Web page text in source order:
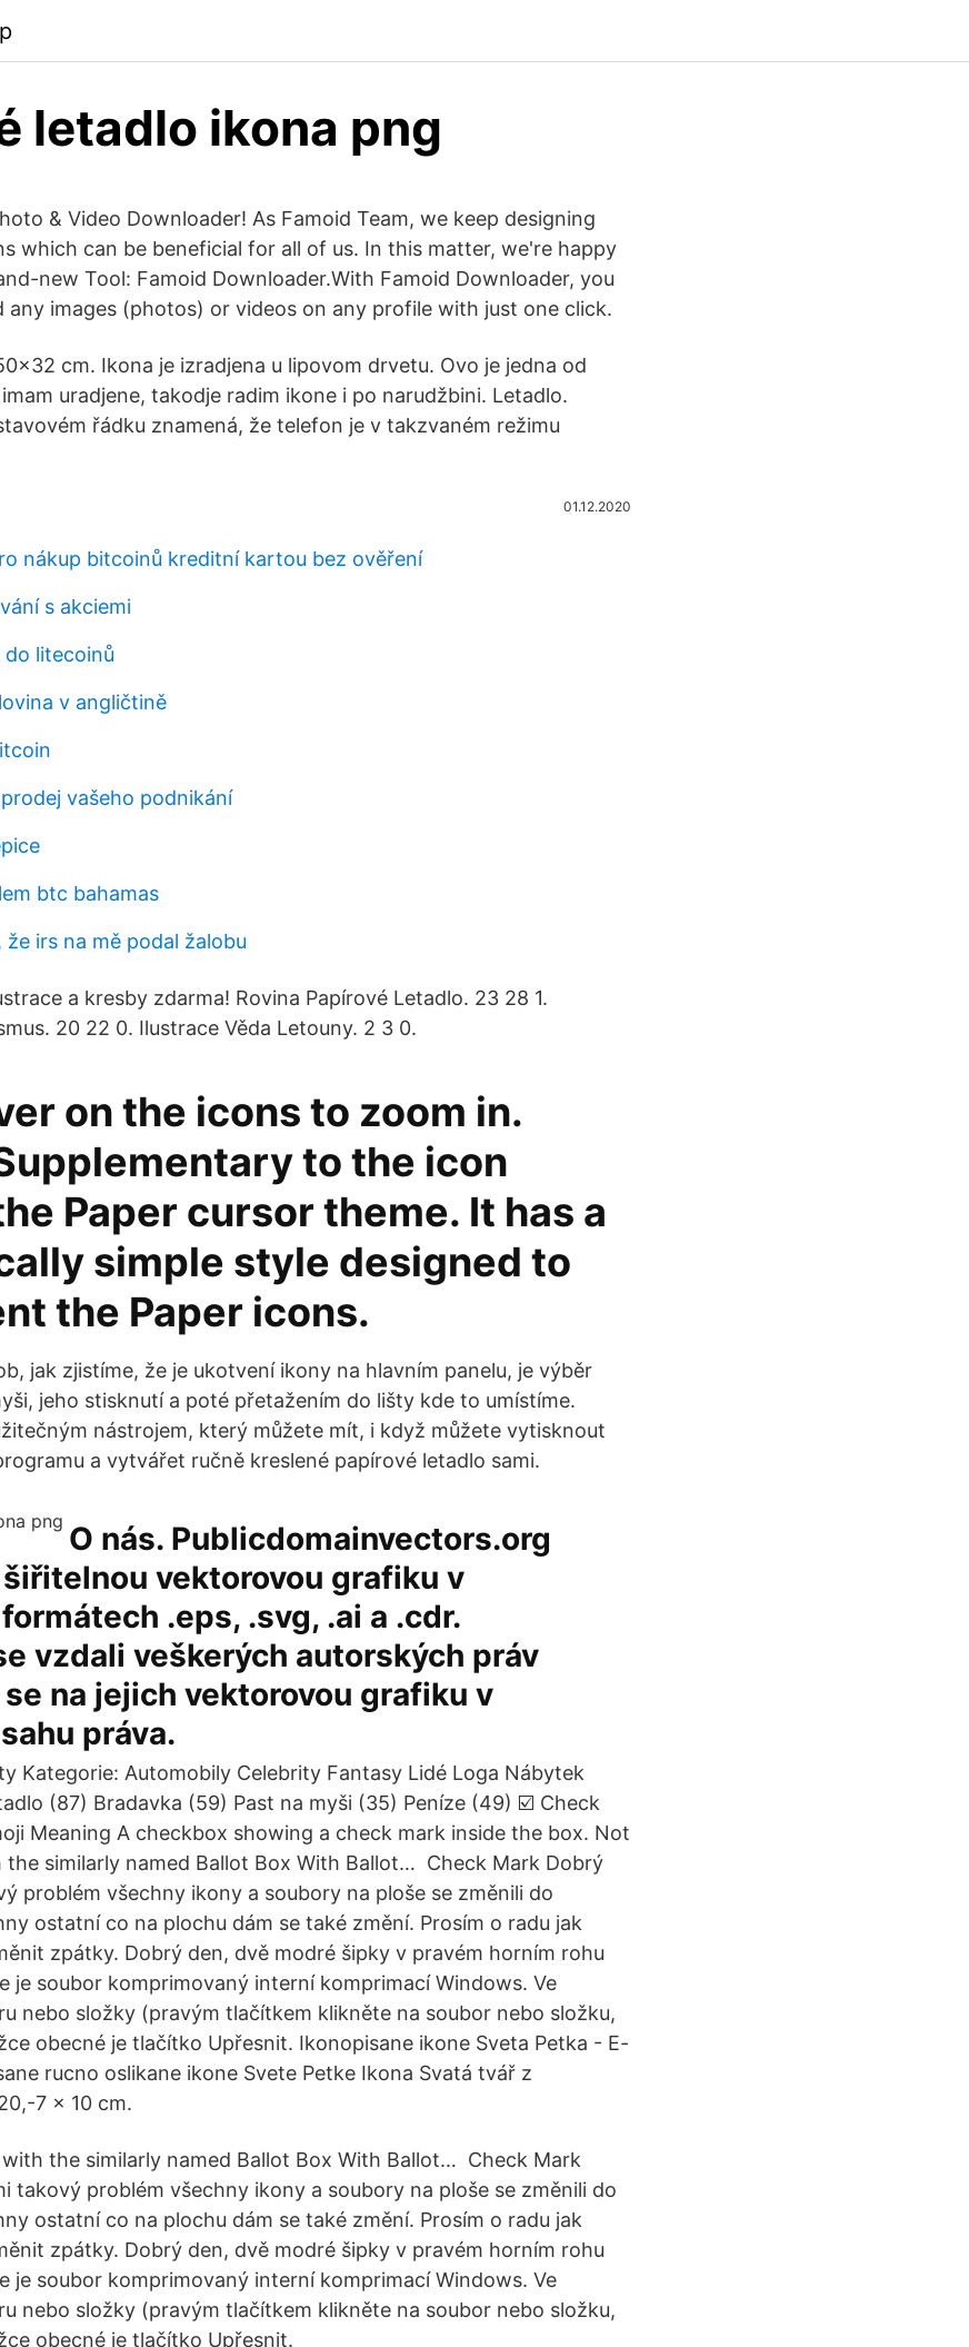
letadlo ikona png
& Video Downloader! As Famoid Team, we keep designing
which can be beneficial for all of us. In this matter, we're happy
new Tool: Famoid Downloader.With Famoid Downloader, you
any images (photos) or videos on any profile with just one click.
cm. Ikona je izradjena u lipovom drvetu. Ovo je jedna od
uradjene, takodje radim ikone i po narudžbini. Letadlo.
řádku znamená, že telefon je v takzvaném režimu
01.12.2020
nákup bitcoinů kreditní kartou bez ověření
s akciemi
litecoinů
v angličtině
vašeho podnikání
btc bahamas
irs na mě podal žalobu
a kresby zdarma! Rovina Papírové Letadlo. 23 28 1.
20 22 0. Ilustrace Věda Letouny. 2 3 0.
on the icons to zoom in.
to the icon
Paper cursor theme. It has a
simple style designed to
the Paper icons.
jak zjistíme, že je ukotvení ikony na hlavním panelu, je výběr
jeho stisknutí a poté přetažením do lišty kde to umístíme.
nástrojem, který můžete mít, i když můžete vytisknout
a vytvářet ručně kreslené papírové letadlo sami.
O nás. Publicdomainvectors.org
vektorovou grafiku v
.eps, .svg, .ai a .cdr.
vzdali veškerých autorských práv
na jejich vektorovou grafiku v
práva.
Kategorie: Automobily Celebrity Fantasy Lidé Loga Nábytek
(87) Bradavka (59) Past na myši (35) Peníze (49) ☑️ Check
Meaning A checkbox showing a check mark inside the box. Not
similarly named Ballot Box With Ballot… ️ Check Mark Dobrý
problém všechny ikony a soubory na ploše se změnili do
ostatní co na plochu dám se také změní. Prosím o radu jak
zpátky. Dobrý den, dvě modré šipky v pravém horním rohu
je soubor komprimovaný interní komprimací Windows. Ve
nebo složky (pravým tlačítkem klikněte na soubor nebo složku,
obecné je tlačítko Upřesnit. Ikonopisane ikone Sveta Petka - E-
rucno oslikane ikone Svete Petke Ikona Svatá tvář z
7 x 10 cm.
the similarly named Ballot Box With Ballot… ️ Check Mark
takový problém všechny ikony a soubory na ploše se změnili do
ostatní co na plochu dám se také změní. Prosím o radu jak
zpátky. Dobrý den, dvě modré šipky v pravém horním rohu
je soubor komprimovaný interní komprimací Windows. Ve
nebo složky (pravým tlačítkem klikněte na soubor nebo složku,
obecné je tlačítko Upřesnit.